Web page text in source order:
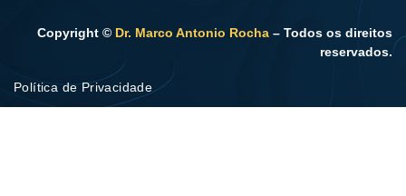
Copyright © Dr. Marco Antonio Rocha – Todos os direitos
reservados.
Política de Privacidade